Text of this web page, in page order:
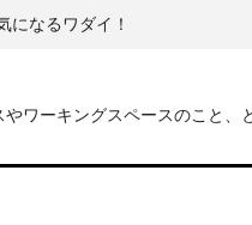
なるワダイ！
ワーキングスペースのこと、